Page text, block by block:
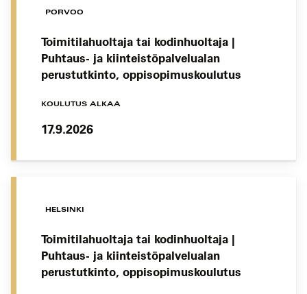
PORVOO
Toimitilahuoltaja tai kodinhuoltaja |
Puhtaus- ja kiinteistöpalvelualan
perustutkinto, oppisopimuskoulutus
KOULUTUS ALKAA
17.9.2026
HELSINKI
Toimitilahuoltaja tai kodinhuoltaja |
Puhtaus- ja kiinteistöpalvelualan
perustutkinto, oppisopimuskoulutus